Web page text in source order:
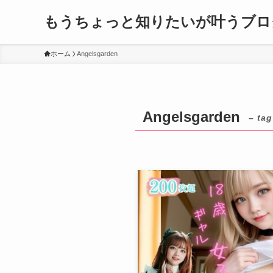
もうちょっと知りたいが叶うブ
ホーム Angelsgarden
Angelsgarden –